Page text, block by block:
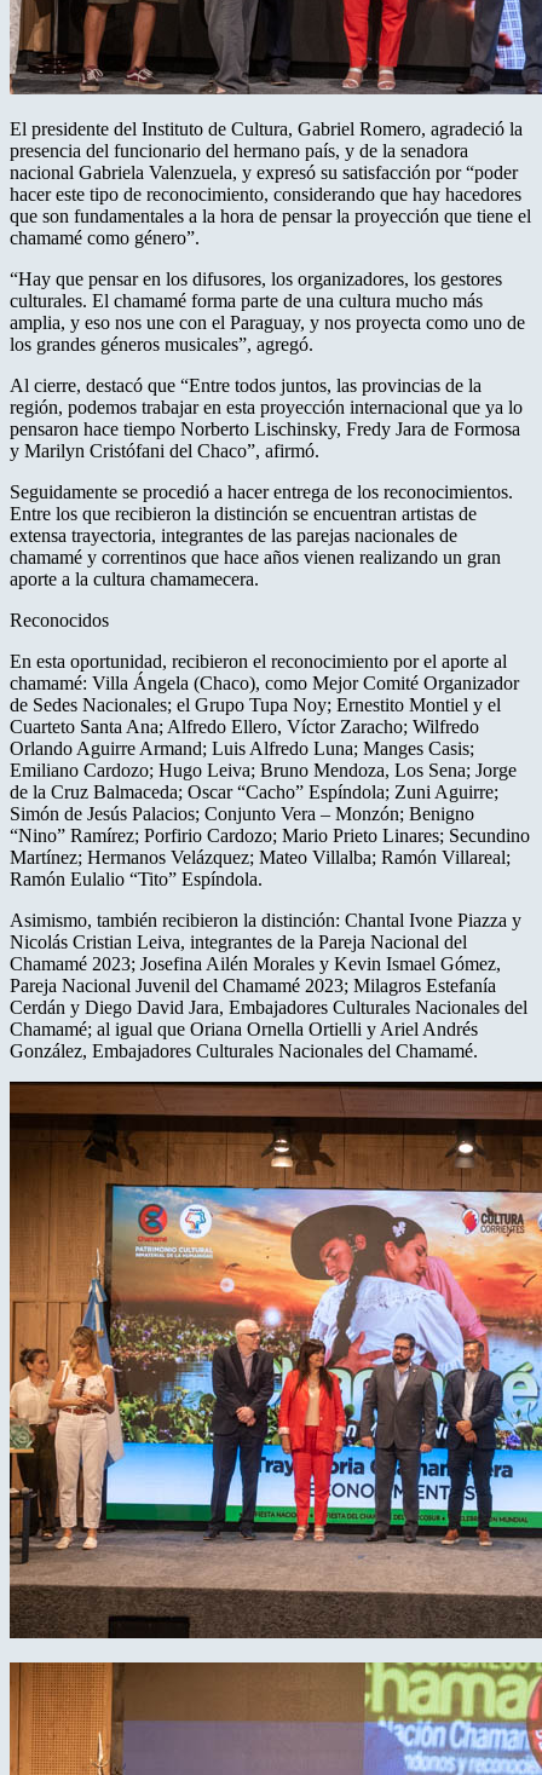
El presidente del Instituto de Cultura, Gabriel Romero, agradeció la
presencia del funcionario del hermano país, y de la senadora
nacional Gabriela Valenzuela, y expresó su satisfacción por “poder
hacer este tipo de reconocimiento, considerando que hay hacedores
que son fundamentales a la hora de pensar la proyección que tiene el
chamamé como género”.
“Hay que pensar en los difusores, los organizadores, los gestores
culturales. El chamamé forma parte de una cultura mucho más
amplia, y eso nos une con el Paraguay, y nos proyecta como uno de
los grandes géneros musicales”, agregó.
Al cierre, destacó que “Entre todos juntos, las provincias de la
región, podemos trabajar en esta proyección internacional que ya lo
pensaron hace tiempo Norberto Lischinsky, Fredy Jara de Formosa
y Marilyn Cristófani del Chaco”, afirmó.
Seguidamente se procedió a hacer entrega de los reconocimientos.
Entre los que recibieron la distinción se encuentran artistas de
extensa trayectoria, integrantes de las parejas nacionales de
chamamé y correntinos que hace años vienen realizando un gran
aporte a la cultura chamamecera.
Reconocidos
En esta oportunidad, recibieron el reconocimiento por el aporte al
chamamé: Villa Ángela (Chaco), como Mejor Comité Organizador
de Sedes Nacionales; el Grupo Tupa Noy; Ernestito Montiel y el
Cuarteto Santa Ana; Alfredo Ellero, Víctor Zaracho; Wilfredo
Orlando Aguirre Armand; Luis Alfredo Luna; Manges Casis;
Emiliano Cardozo; Hugo Leiva; Bruno Mendoza, Los Sena; Jorge
de la Cruz Balmaceda; Oscar “Cacho” Espíndola; Zuni Aguirre;
Simón de Jesús Palacios; Conjunto Vera – Monzón; Benigno
“Nino” Ramírez; Porfirio Cardozo; Mario Prieto Linares; Secundino
Martínez; Hermanos Velázquez; Mateo Villalba; Ramón Villareal;
Ramón Eulalio “Tito” Espíndola.
Asimismo, también recibieron la distinción: Chantal Ivone Piazza y
Nicolás Cristian Leiva, integrantes de la Pareja Nacional del
Chamamé 2023; Josefina Ailén Morales y Kevin Ismael Gómez,
Pareja Nacional Juvenil del Chamamé 2023; Milagros Estefanía
Cerdán y Diego David Jara, Embajadores Culturales Nacionales del
Chamamé; al igual que Oriana Ornella Ortielli y Ariel Andrés
González, Embajadores Culturales Nacionales del Chamamé.